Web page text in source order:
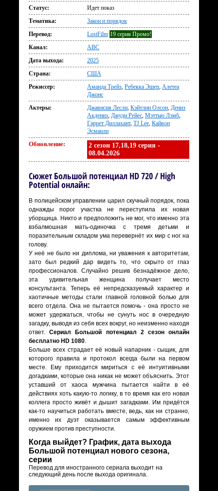
Статус:
Идет показ
Тематика:
Закон и порядок
Перевод:
LostFilm 19 серия Промо!
Канал:
ABC
Дата выхода:
2025
Страна:
США
Режиссер:
Аманда Трейз, Ребекка Эшер, Алетеа
Джонс
Актеры:
Джависия Лесли, Кэйтлин Олсон, Дениз
Акдениз, Джуди Рейес, Мэттью Лэмб,
Гаррет Диллахант, TJ Lee, Кайвон
Эсмаили
Обновление:
2 сезон 17,18,19 серия -
08.04.2026
Сюжет Большой потенциал HD 720 / High
Potential онлайн:
В полицейском управлении царил скучный порядок, пока
однажды порог участка не переступила их новая
уборщица. Никто и предположить не мог, что именно эта
взбалмошная мать-одиночка с тремя детьми и
поразительным складом ума перевернёт их мир с ног на
голову.
У неё не было ни диплома, ни уважения к авторитетам,
зато был редкий дар видеть то, что скрыто от глаз
профессионалов. Случайно решив безнадёжное дело,
эта удивительная женщина получает место
консультанта. Теперь её непредсказуемый характер и
хаотичные методы стали главной головной болью для
всего отдела. Она не пытается помочь - она просто не
может удержаться, чтобы не сунуть нос в очередную
загадку, выводя из себя всех вокруг, но неизменно находя
ответ.Сериал Большой потенциал 2 сезон онлайн
бесплатно HD 1080.
Больше всех страдает её новый напарник - сыщик, для
которого правила и протокол всегда были на первом
месте. Ему приходится мириться с её интуитивными
догадками, которые она никак не может объяснить. Этот
уставший от хаоса мужчина пытается найти в её
действиях хоть какую-то логику, в то время как его новая
коллега просто живёт и дышит загадками. Им придётся
как-то научиться работать вместе, ведь, как ни странно,
именно их дуэт оказывается самым эффективным
оружием против преступности.
Когда выйдет? График, дата выхода
Большой потенциал нового сезона,
серии
Перевод для иностранного сериала выходит на
следующий день после выхода оригинала.